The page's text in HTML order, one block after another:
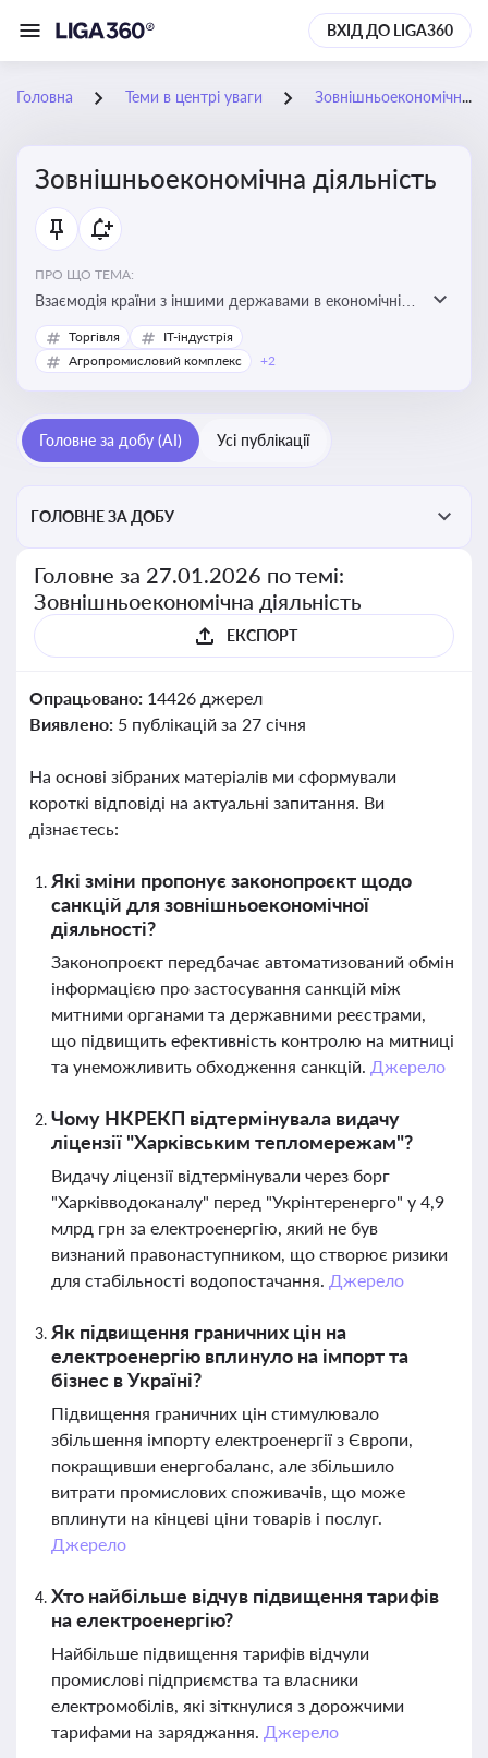
ВХІД ДО LIGA360
Головна Теми в центрі уваги Зовнішньоекономічна діяльність
Зовнішньоекономічна діяльність
ПРО ЩО ТЕМА:
Взаємодія країни з іншими державами в економічній
сфері, включаючи експорт та імпорт товарів і послуг,
міжнародні фінансові операції, інвестиції, торгівлю,
Торгівля
IT-індустрія
Агропромисловий комплекс
+2
Головне за добу (AI) Усі публікації
ГОЛОВНЕ ЗА ДОБУ
Головне за 27.01.2026 по темі:
Зовнішньоекономічна діяльність
ЕКСПОРТ
Опрацьовано: 14426 джерел
Виявлено: 5 публікацій за 27 січня
На основі зібраних матеріалів ми сформували
короткі відповіді на актуальні запитання. Ви
дізнаєтесь:
Які зміни пропонує законопроєкт щодо
санкцій для зовнішньоекономічної
діяльності?
Законопроєкт передбачає автоматизований обмін
інформацією про застосування санкцій між
митними органами та державними реєстрами,
що підвищить ефективність контролю на митниці
та унеможливить обходження санкцій. Джерело
Чому НКРЕКП відтермінувала видачу
ліцензії "Харківським тепломережам"?
Видачу ліцензії відтермінували через борг
"Харківводоканалу" перед "Укрінтеренерго" у 4,9
млрд грн за електроенергію, який не був
визнаний правонаступником, що створює ризики
для стабільності водопостачання. Джерело
Як підвищення граничних цін на
електроенергію вплинуло на імпорт та
бізнес в Україні?
Підвищення граничних цін стимулювало
збільшення імпорту електроенергії з Європи,
покращивши енергобаланс, але збільшило
витрати промислових споживачів, що може
вплинути на кінцеві ціни товарів і послуг.
Джерело
Хто найбільше відчув підвищення тарифів
на електроенергію?
Найбільше підвищення тарифів відчули
промислові підприємства та власники
електромобілів, які зіткнулися з дорожчими
тарифами на заряджання. Джерело